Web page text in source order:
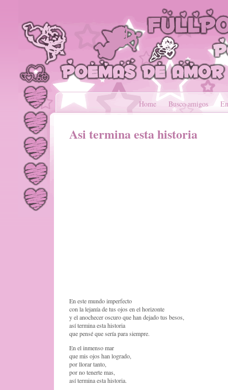
Home Busco amigos
Asi termina esta historia
En este mundo imperfecto
con la lejanía de tus ojos en el horizonte
y el anochecer oscuro que han dejado tus besos,
así termina esta historia
que pensé que sería para siempre.
En el inmenso mar
que mis ojos han logrado,
por llorar tanto,
por no tenerte mas,
así termina esta historia.